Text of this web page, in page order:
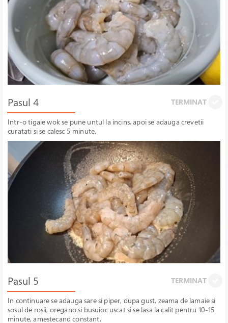
Pasul 4 TERMINAT
Intr-o tigaie wok se pune untul la incins, apoi se adauga crevetii
curatati si se calesc 5 minute.
Pasul 5 TERMINAT
In continuare se adauga sare si piper, dupa gust, zeama de lamaie si
sosul de rosii, oregano si busuioc uscat si se lasa la calit pentru 10-15
minute, amestecand constant.